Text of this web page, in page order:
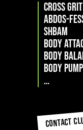
cross grit
Abdos-
ShBam
Body
Body
Body Pump
…
CONTACT